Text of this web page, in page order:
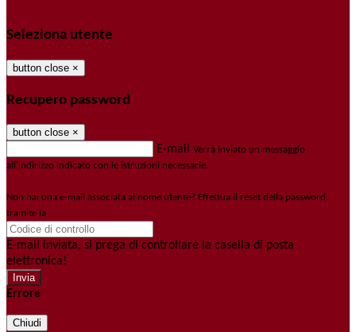
Seleziona utente
button close ×
Recupero password
button close ×
E-mail Verrà inviato un messaggio
all'indirizzo indicato con le istruzioni necessarie.
Non hai una e-mail associata al nome utente? Effettua il reset della password
tramite la
E-mail inviata, si prega di controllare la casella di posta
elettronica!
Errore
Chiudi